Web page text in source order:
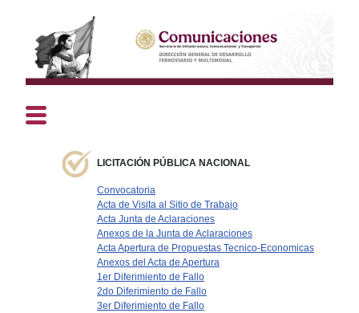
LICITACIÓN PÚBLICA NACIONAL
Convocatoria
Acta de Visita al Sitio de Trabajo
Acta Junta de Aclaraciones
Anexos de la Junta de Aclaraciones
Acta Apertura de Propuestas Tecnico-Economicas
Anexos del Acta de Apertura
1er Diferimiento de Fallo
2do Diferimiento de Fallo
3er Diferimiento de Fallo